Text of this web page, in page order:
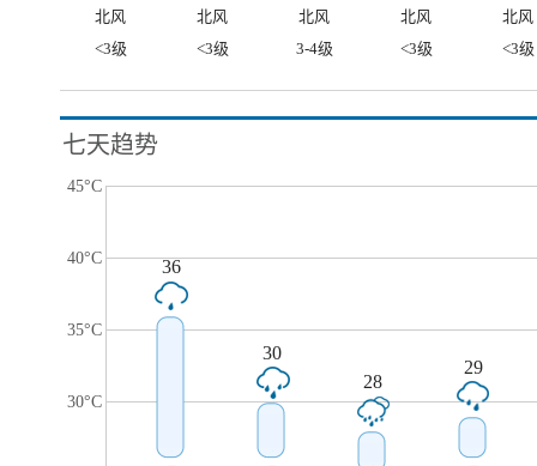
北风 北风 北风 北风
北风
<3级
<3级 3-4级 <3级 <3级
七天趋势
45°C
40°C
35°C
30°C
36
30
28
29